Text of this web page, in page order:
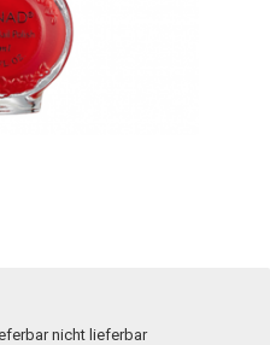
nicht lieferbar